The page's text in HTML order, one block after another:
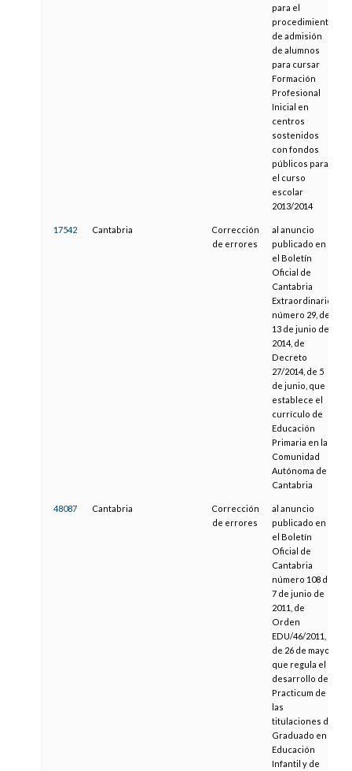
para el
procedimiento
de admisión
de alumnos
para cursar
Formación
Profesional
Inicial en
centros
sostenidos
con fondos
públicos para
el curso
escolar
2013/2014
17542 Cantabria
Corrección
de errores
al anuncio
publicado en
el Boletín
Oficial de
Cantabria
Extraordinario
número 29, de
13 de junio de
2014, de
Decreto
27/2014, de 5
de junio, que
establece el
currículo de
Educación
Primaria en la
Comunidad
Autónoma de
Cantabria
48087 Cantabria
Corrección
de errores
al anuncio
publicado en
el Boletín
Oficial de
Cantabria
número 108 de
7 de junio de
2011, de
Orden
EDU/46/2011,
de 26 de mayo,
que regula el
desarrollo del
Practicum de
las
titulaciones de
Graduado en
Educación
Infantil y de